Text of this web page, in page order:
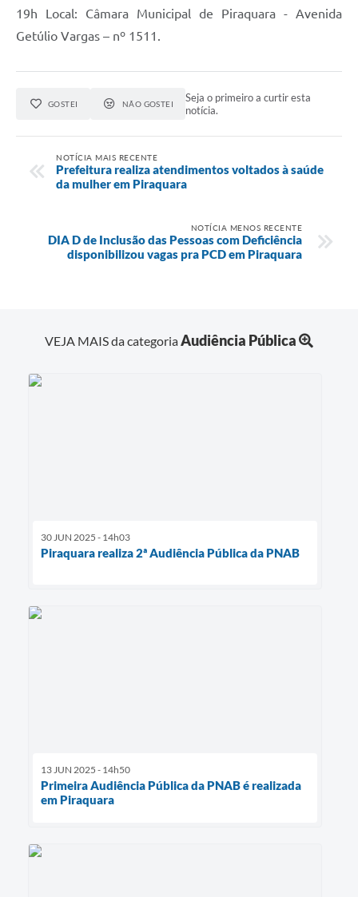
19h Local: Câmara Municipal de Piraquara - Avenida
Getúlio Vargas – nº 1511.
GOSTEI NÃO GOSTEI
Seja o primeiro a curtir esta
notícia.
NOTÍCIA MAIS RECENTE
Prefeitura realiza atendimentos voltados à saúde
da mulher em Piraquara
NOTÍCIA MENOS RECENTE
DIA D de Inclusão das Pessoas com Deficiência
disponibilizou vagas pra PCD em Piraquara
VEJA MAIS da categoriaAudiência Pública
30 JUN 2025 - 14h03
Piraquara realiza 2ª Audiência Pública da PNAB
13 JUN 2025 - 14h50
Primeira Audiência Pública da PNAB é realizada
em Piraquara